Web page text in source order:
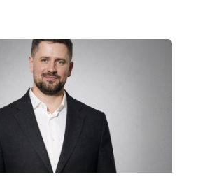
КОТОРЫЕ
РАЗВИВАЮТ
ТЕХНОЛОГИЧЕСКОЕ
ОБРАЗОВАНИЕ
ТАДЖИКИСТАНА